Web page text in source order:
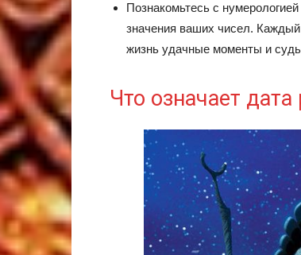
Познакомьтесь с
значения ваших чисел.
жизнь удачные моменты и
Что означает